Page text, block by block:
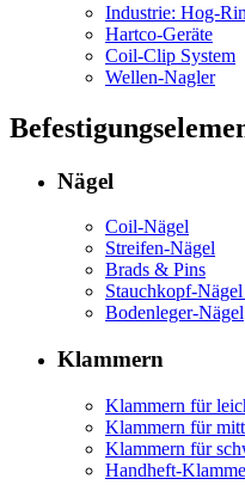
Industrie: Hog-
Hartco-Geräte
Coil-Clip System
Wellen-Nagler
Nägel
Coil-Nägel
Streifen-Nägel
Brads & Pins
Stauchkopf-
Bodenleger-Nägel
Klammern
Klammern für
Klammern für
Klammern für
Handheft-